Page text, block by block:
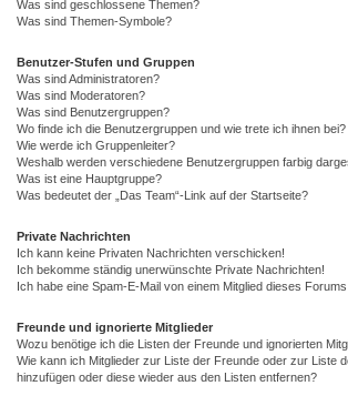
Was sind geschlossene Themen?
Was sind Themen-Symbole?
Benutzer-Stufen und Gruppen
Was sind Administratoren?
Was sind Moderatoren?
Was sind Benutzergruppen?
Wo finde ich die Benutzergruppen und wie trete ich ihnen bei?
Wie werde ich Gruppenleiter?
Weshalb werden verschiedene Benutzergruppen farbig
Was ist eine Hauptgruppe?
Was bedeutet der „Das Team“-Link auf der Startseite?
Private Nachrichten
Ich kann keine Privaten Nachrichten verschicken!
Ich bekomme ständig unerwünschte Private Nachrichten!
Ich habe eine Spam-E-Mail von einem Mitglied dieses
Freunde und ignorierte Mitglieder
Wozu benötige ich die Listen der Freunde und ignorierten
Wie kann ich Mitglieder zur Liste der Freunde oder zur Liste
hinzufügen oder diese wieder aus den Listen entfernen?